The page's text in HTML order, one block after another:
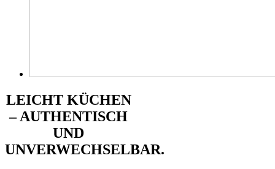
LEICHT KÜCHEN
– AUTHENTISCH
UND
UNVERWECHSELBAR.